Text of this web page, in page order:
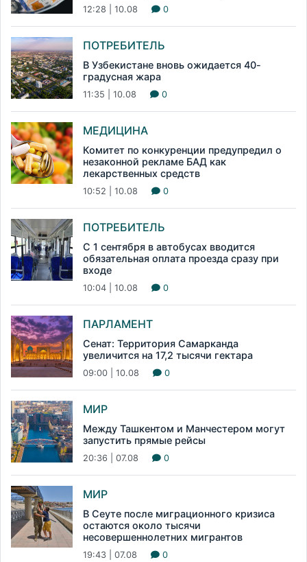
12:28 | 10.08 0
ПОТРЕБИТЕЛЬ
В Узбекистане вновь ожидается 40-
градусная жара
11:35 | 10.08 0
МЕДИЦИНА
Комитет по конкуренции предупредил о
незаконной рекламе БАД как
лекарственных средств
10:52 | 10.08 0
ПОТРЕБИТЕЛЬ
С 1 сентября в автобусах вводится
обязательная оплата проезда сразу при
входе
10:04 | 10.08 0
ПАРЛАМЕНТ
Сенат: Территория Самарканда
увеличится на 17,2 тысячи гектара
09:00 | 10.08 0
МИР
Между Ташкентом и Манчестером могут
запустить прямые рейсы
20:36 | 07.08 0
МИР
В Сеуте после миграционного кризиса
остаются около тысячи
несовершеннолетних мигрантов
19:43 | 07.08 0